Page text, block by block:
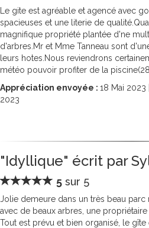
Le gite est agréable et agencé avec
spacieuses et une literie de
magnifique propriété plantée d'ne
d'arbres.Mr et Mme Tanneau sont
leurs hotes.Nous reviendrons
météo pouvoir profiter de la
Appréciation envoyée : 18 Mai 2023 |
2023
"Idyllique" écrit par
5 sur 5
Jolie demeure dans un très beau
avec de beaux arbres, une
Tout est prévu et bien organisé, le